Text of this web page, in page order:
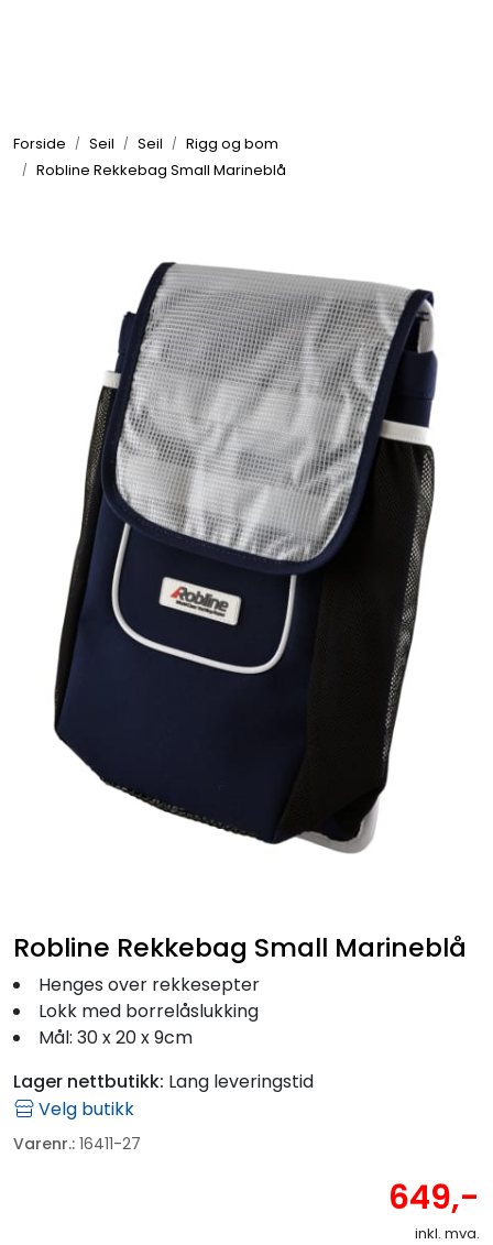
Forside Seil Seil
Rigg og bom
Robline Rekkebag Small Marineblå
Robline Rekkebag Small Marineblå
Henges over rekkesepter
Lokk med borrelåslukking
Mål: 30 x 20 x 9cm
Lager nettbutikk: Lang leveringstid
Velg butikk
Varenr.: 16411-27
649,-
inkl. mva.
Elektrisk
Motor/Styring
Fortøyning
Fritid/Sikkerhet
Båtpleie/Opplag
Seil
Outlet